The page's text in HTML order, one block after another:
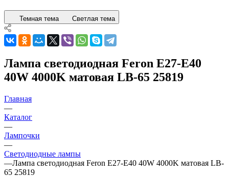
Темная тема Светлая тема
Лампа светодиодная Feron E27-E40
40W 4000K матовая LB-65 25819
Главная
—
Каталог
—
Лампочки
—
Светодиодные лампы
—Лампа светодиодная Feron E27-E40 40W 4000K матовая LB-
65 25819